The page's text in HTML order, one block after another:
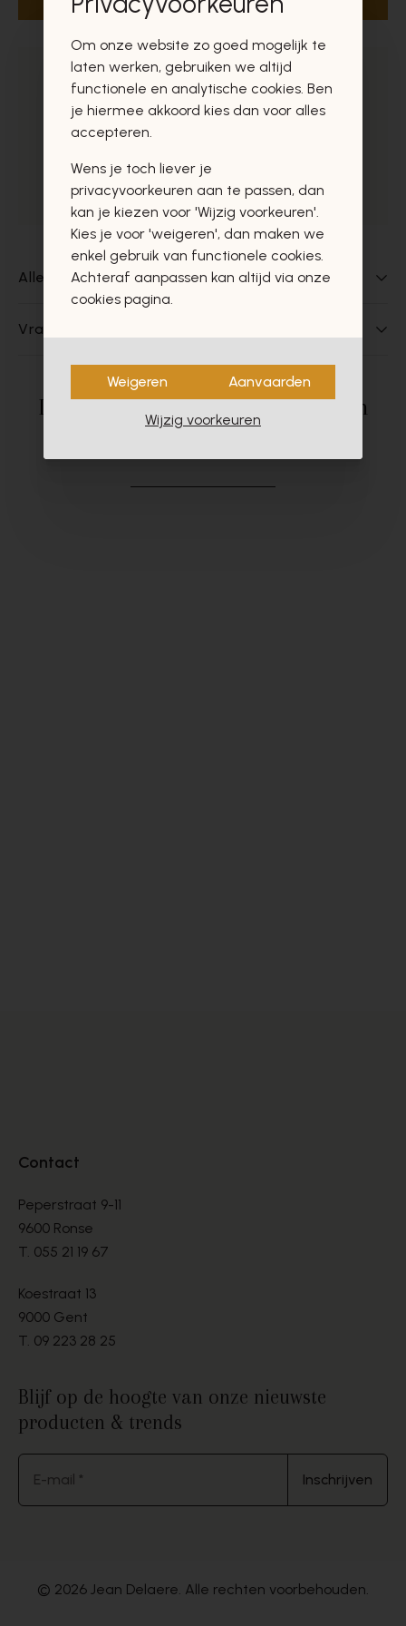
Veilig betalen via Mollie
Gratis levering in BE vanaf €75,-*
Gratis ophaal in de winkels
Alles over dit product
Vragen over dit product?
Deze producten zullen u zeker en
vast ook interesseren
Contact
Peperstraat 9-11
9600 Ronse
T. 055 21 19 67
Koestraat 13
9000 Gent
T. 09 223 28 25
Blijf op de hoogte van onze nieuwste
producten & trends
E-mail * Inschrijven
© 2026 Jean Delaere. Alle rechten voorbehouden.
Om onze website zo goed mogelijk te
laten werken, gebruiken we altijd
functionele en analytische cookies. Ben
je hiermee akkoord kies dan voor alles
accepteren.
Wens je toch liever je
privacyvoorkeuren aan te passen, dan
kan je kiezen voor 'Wijzig voorkeuren'.
Kies je voor 'weigeren', dan maken we
enkel gebruik van functionele cookies.
Achteraf aanpassen kan altijd via onze
cookies pagina.
Weigeren Aanvaarden
Wijzig voorkeuren